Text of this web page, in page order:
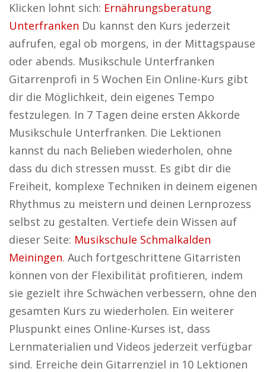
Klicken lohnt sich: Ernährungsberatung
Unterfranken Du kannst den Kurs jederzeit
aufrufen, egal ob morgens, in der Mittagspause
oder abends. Musikschule Unterfranken
Gitarrenprofi in 5 Wochen Ein Online-Kurs gibt
dir die Möglichkeit, dein eigenes Tempo
festzulegen. In 7 Tagen deine ersten Akkorde
Musikschule Unterfranken. Die Lektionen
kannst du nach Belieben wiederholen, ohne
dass du dich stressen musst. Es gibt dir die
Freiheit, komplexe Techniken in deinem eigenen
Rhythmus zu meistern und deinen Lernprozess
selbst zu gestalten. Vertiefe dein Wissen auf
dieser Seite: Musikschule Schmalkalden
Meiningen. Auch fortgeschrittene Gitarristen
können von der Flexibilität profitieren, indem
sie gezielt ihre Schwächen verbessern, ohne den
gesamten Kurs zu wiederholen. Ein weiterer
Pluspunkt eines Online-Kurses ist, dass
Lernmaterialien und Videos jederzeit verfügbar
sind. Erreiche dein Gitarrenziel in 10 Lektionen